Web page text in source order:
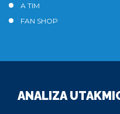
A TIM
FAN SHOP
ANALIZA